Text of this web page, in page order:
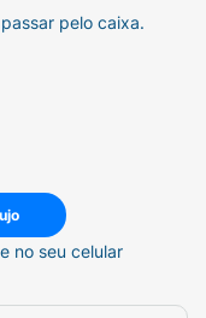
pelo caixa.
no seu celular